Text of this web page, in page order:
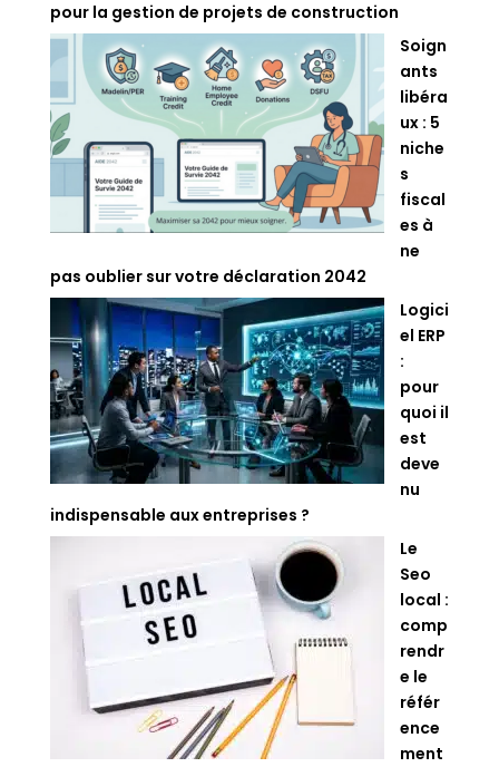
pour la gestion de projets de construction
Soign
ants
libéra
ux : 5
niche
s
fiscal
es à
ne
pas oublier sur votre déclaration 2042
Logici
el ERP
:
pour
quoi il
est
deve
nu
indispensable aux entreprises ?
Le
Seo
local :
comp
rendr
e le
référ
ence
ment